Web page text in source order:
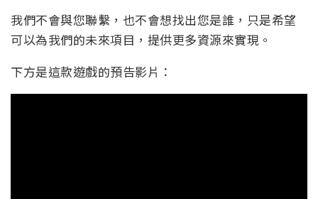
我們不會與您聯繫，也不會想找出您是誰，只是希望
可以為我們的未來項目，提供更多資源來實現。
下方是這款遊戲的預告影片：